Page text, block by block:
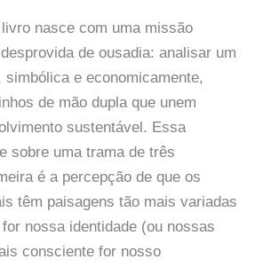
nasce com uma missão
de ousadia: analisar um
simbólica e economicamente,
de mão dupla que unem
sustentável. Essa
sobre uma trama de três
é a percepção de que os
têm paisagens tão mais variadas
nossa identidade (ou nossas
consciente for nosso